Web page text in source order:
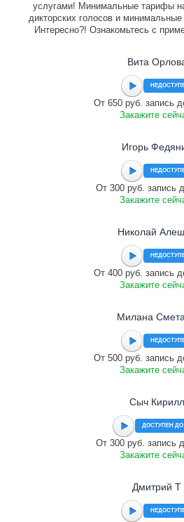
услугами! Минимальные тарифы
дикторских голосов и минимальные
Интересно?! Ознакомьтесь с
Вита
От 650 руб. запись
Закажите
Игорь
От 300 руб. запись
Закажите
Николай
От 400 руб. запись
Закажите
Милана
От 500 руб. запись
Закажите
Сыч Кирилл
ДОСТУПЕН ДО
От 300 руб. запись
Закажите
Дмитрий Т